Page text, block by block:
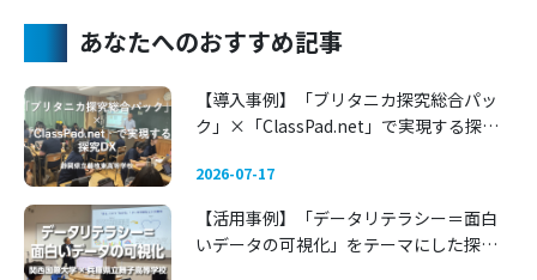
あなたへのおすすめ記事
【導入事例】「ブリタニカ探究総合パッ
ク」×「ClassPad.net」で実現する探究
2026-07-17
【活用事例】「データリテラシー＝面白
いデータの可視化」をテーマにした探究